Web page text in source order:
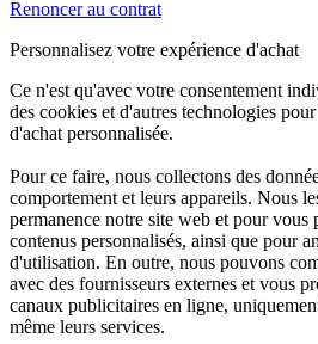
Renoncer au contrat
Personnalisez votre expérience d'achat
Ce n'est qu'avec votre consentement
des cookies et d'autres technologies
d'achat personnalisée.
Pour ce faire, nous collectons des
comportement et leurs appareils. Nous
permanence notre site web et pour vous
contenus personnalisés, ainsi que pour
d'utilisation. En outre, nous pouvons
avec des fournisseurs externes et vous
canaux publicitaires en ligne,
même leurs services.